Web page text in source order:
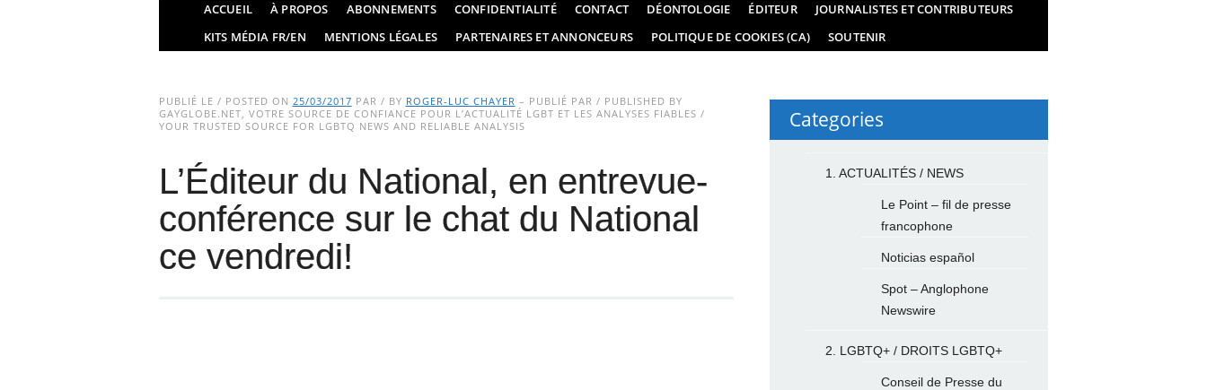
Main menu
ACCUEIL À PROPOS ABONNEMENTS CONFIDENTIALITÉ CONTACT DÉONTOLOGIE ÉDITEUR
JOURNALISTES ET CONTRIBUTEURS
KITS MÉDIA FR/EN
MENTIONS LÉGALES PARTENAIRES ET ANNONCEURS POLITIQUE DE COOKIES (CA) SOUTENIR
PUBLIÉ LE / POSTED ON 25/03/2017 PAR / BY ROGER-LUC CHAYER – PUBLIÉ PAR / PUBLISHED BY
GAYGLOBE.NET, VOTRE SOURCE DE CONFIANCE POUR L’ACTUALITÉ LGBT ET LES ANALYSES FIABLES /
YOUR TRUSTED SOURCE FOR LGBTQ NEWS AND RELIABLE ANALYSIS
L’Éditeur du National, en entrevue-
conférence sur le chat du National
ce vendredi!
Categories
1. ACTUALITÉS / NEWS
Le Point – fil de presse
francophone
Noticias español
Spot – Anglophone
Newswire
2. LGBTQ+ / DROITS LGBTQ+
Conseil de Presse du